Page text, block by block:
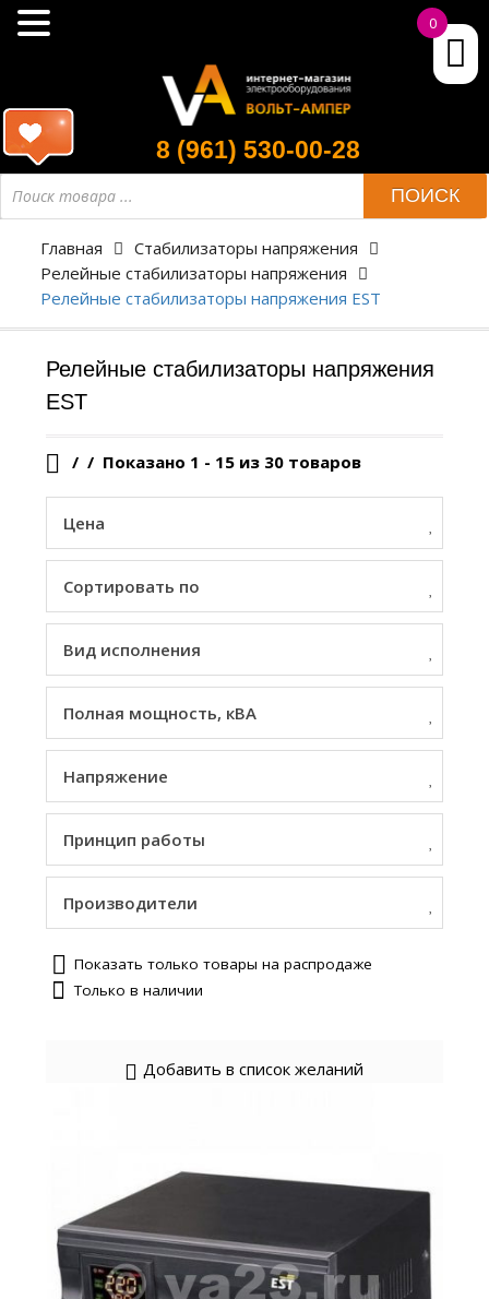
8 (961) 530-00-28
товара
ПОИСК
Главная
Стабилизаторы напряжения
Релейные стабилизаторы напряжения
Релейные стабилизаторы напряжения EST
Релейные стабилизаторы напряжения
EST
/ Показано 1 - 15 из 30 товаров
Цена
Сортировать по
Вид исполнения
Полная мощность, кВА
Напряжение
Принцип работы
Производители
Показать только товары на распродаже
Только в наличии
Добавить в список желаний
0